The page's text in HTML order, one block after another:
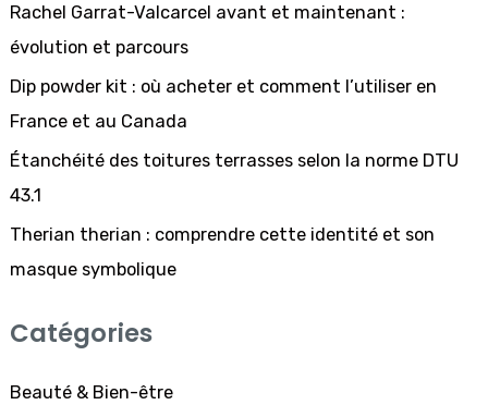
c
h
e
r
:
Rachel Garrat-Valcarcel avant et maintenant :
évolution et parcours
Dip powder kit : où acheter et comment l’utiliser en
France et au Canada
Étanchéité des toitures terrasses selon la norme DTU
43.1
Therian therian : comprendre cette identité et son
masque symbolique
Catégories
Beauté & Bien-être